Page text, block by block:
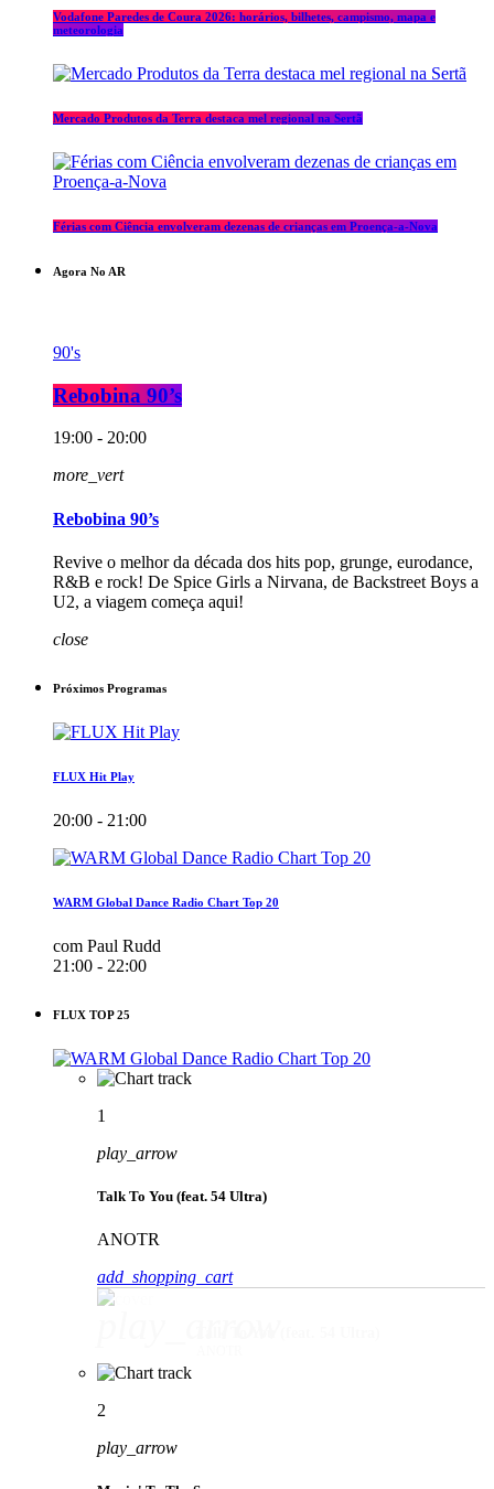
Vodafone Paredes de Coura 2026: horários, bilhetes, campismo, mapa e
meteorologia
Mercado Produtos da Terra destaca mel regional na Sertã
Férias com Ciência envolveram dezenas de crianças em Proença-a-Nova
Agora No AR
90's
Rebobina 90’s
19:00 - 20:00
more_vert
Rebobina 90’s
Revive o melhor da década dos hits pop, grunge, eurodance,
R&B e rock! De Spice Girls a Nirvana, de Backstreet Boys a
U2, a viagem começa aqui!
close
Próximos Programas
FLUX Hit Play
20:00 - 21:00
WARM Global Dance Radio Chart Top 20
com Paul Rudd
21:00 - 22:00
FLUX TOP 25
1
play_arrow
Talk To You (feat. 54 Ultra)
ANOTR
add_shopping_cart
2
play_arrow